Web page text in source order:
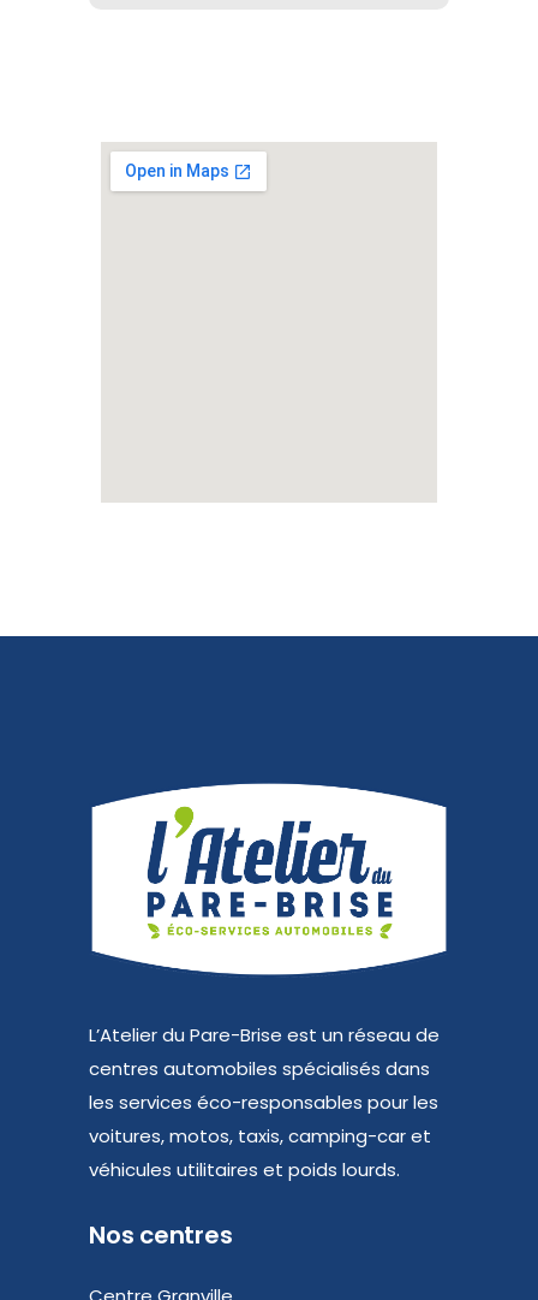
L’Atelier du Pare-Brise est un réseau de
centres automobiles spécialisés dans
les services éco-responsables pour les
voitures, motos, taxis, camping-car et
véhicules utilitaires et poids lourds.
Nos centres